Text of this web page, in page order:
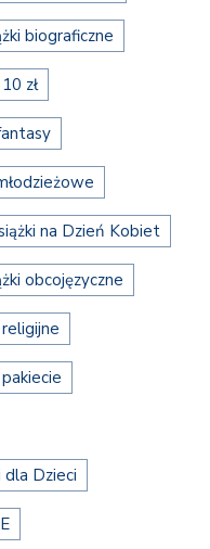
biograficzne
zł
na Dzień Kobiet
obcojęzyczne
Dzieci